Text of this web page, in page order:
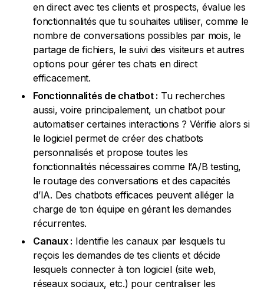
en direct avec tes clients et prospects, évalue les
fonctionnalités que tu souhaites utiliser, comme le
nombre de conversations possibles par mois, le
partage de fichiers, le suivi des visiteurs et autres
options pour gérer tes chats en direct
efficacement.
Fonctionnalités de chatbot : Tu recherches
aussi, voire principalement, un chatbot pour
automatiser certaines interactions ? Vérifie alors si
le logiciel permet de créer des chatbots
personnalisés et propose toutes les
fonctionnalités nécessaires comme l’A/B testing,
le routage des conversations et des capacités
d’IA. Des chatbots efficaces peuvent alléger la
charge de ton équipe en gérant les demandes
récurrentes.
Canaux : Identifie les canaux par lesquels tu
reçois les demandes de tes clients et décide
lesquels connecter à ton logiciel (site web,
réseaux sociaux, etc.) pour centraliser les